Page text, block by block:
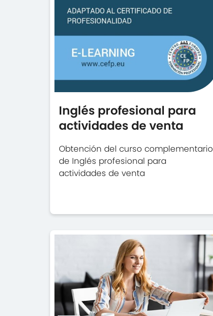
Inglés profesional para
actividades de venta
Obtención del curso complementario
de Inglés profesional para
actividades de venta